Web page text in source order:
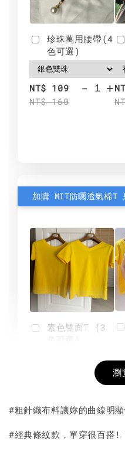
珍珠萬用腰帶(4
色可選)
NT$ 109
NT$ 160
- +
素色雙面T (3
+瀏
#粗針織布料讓妳的曲線明
#經典條紋款，單穿很百搭